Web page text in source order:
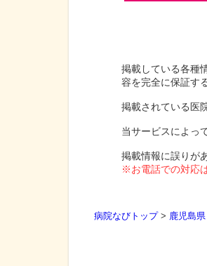
掲載している各種
容を完全に保証す
掲載されている医
当サービスによっ
掲載情報に誤りが
※お電話での対応
病院なびトップ> 鹿児島県